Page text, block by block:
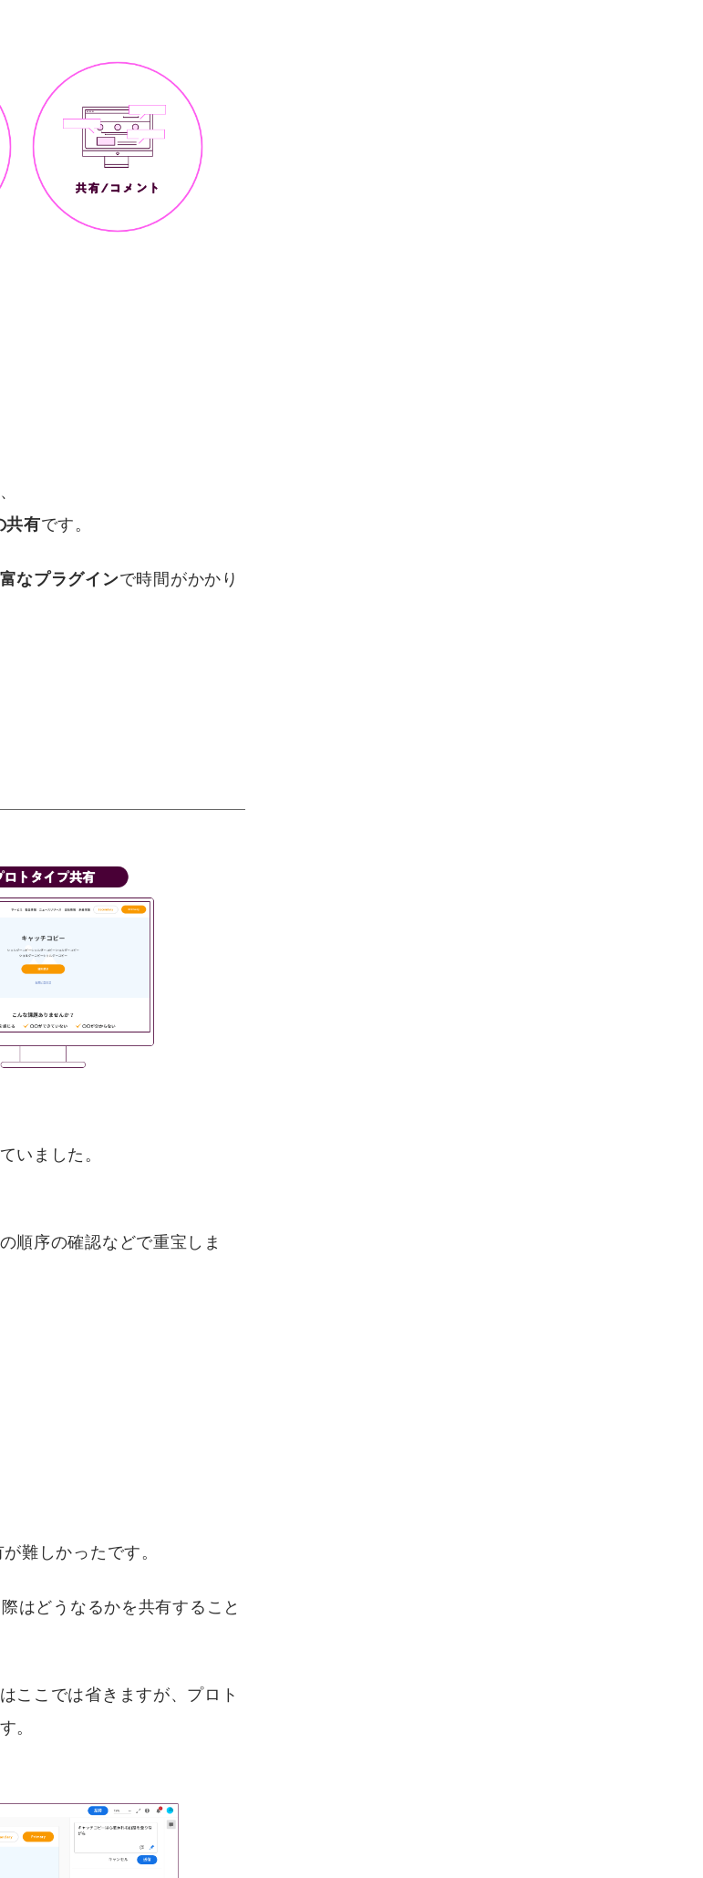
共有です。
なプラグインで時間がかかり
いました。
順序の確認などで重宝しま
難しかったです。
はどうなるかを共有すること
ここでは省きますが、プロト
。